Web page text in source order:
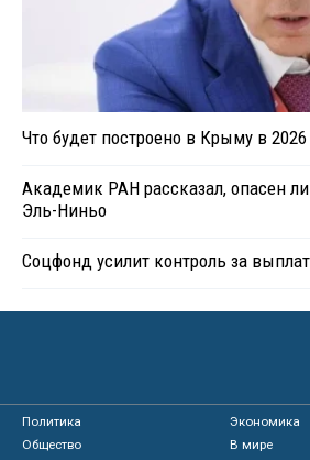
Что будет построено в Крыму в 2026
Академик РАН рассказал, опасен
Эль-Ниньо
Соцфонд усилит контроль за
Политика
Экономика
Общество
В мире